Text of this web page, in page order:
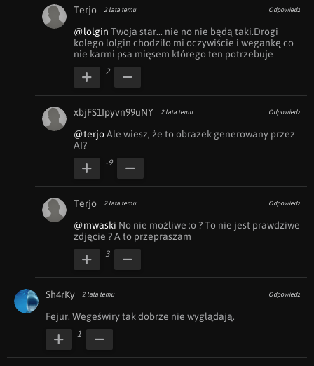
Terjo 2 lata temu Odpowiedz
@lolgin Twoja star... nie no nie będą taki.Drogi
kolego lolgin chodziło mi oczywiście i wegankę co
nie karmi psa mięsem którego ten potrzebuje
2
xbjFS1Ipyvn99uNY 2 lata temu Odpowiedz
@terjo Ale wiesz, że to obrazek generowany przez
AI?
-9
Terjo 2 lata temu Odpowiedz
@mwaski No nie możliwe :o ? To nie jest prawdziwe
zdjęcie ? A to przepraszam
3
Sh4rKy 2 lata temu Odpowiedz
Fejur. Wegeświry tak dobrze nie wyglądają.
1